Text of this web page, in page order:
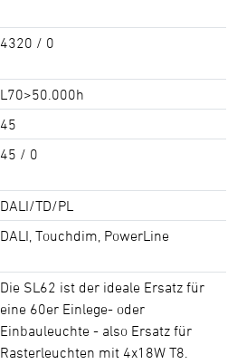
4320 / 0
L70>50.000h
45
45 / 0
DALI/TD/PL
DALI, Touchdim, PowerLine
Die SL62 ist der ideale Ersatz für
eine 60er Einlege- oder
Einbauleuchte - also Ersatz für
Rasterleuchten mit 4x18W T8.